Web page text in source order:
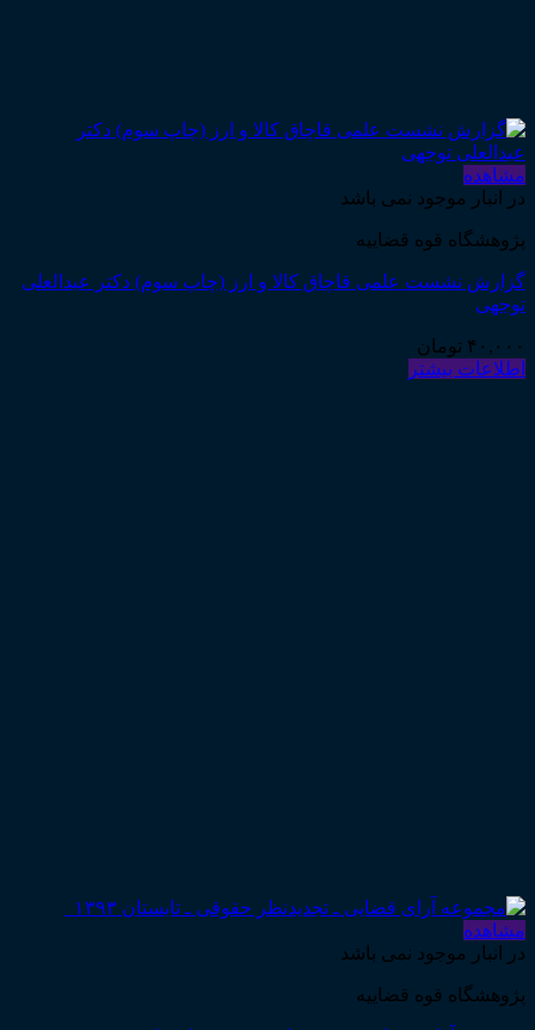
مشاهده
در انبار موجود نمی باشد
پژوهشگاه قوه قضاییه
گزارش نشست علمی قاچاق کالا و ارز (چاپ سوم) دکتر عبدالعلی
توجهی
۴۰,۰۰۰ تومان
اطلاعات بیشتر
مشاهده
در انبار موجود نمی باشد
پژوهشگاه قوه قضاییه